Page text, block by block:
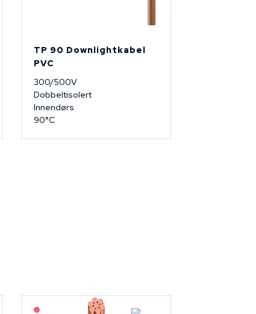
TP 90 Downlightkabel
PVC
300/500V
Dobbeltisolert
Innendørs
90°C
På forespørsel